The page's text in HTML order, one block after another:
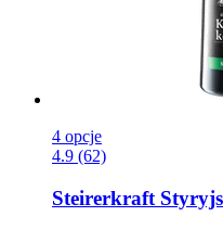
4 opcje
4.9 (62)
Steirerkraft